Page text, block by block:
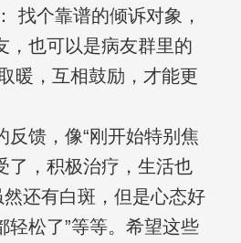
找个靠谱的倾诉对象，
，也可以是病友群里的
暖，互相鼓励，才能更
反馈，像“刚开始特别焦
了，积极治疗，生活也
然还有白斑，但是心态好
轻松了”等等。希望这些